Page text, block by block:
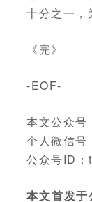
十分之一，
《完》
-EOF-
本文公众号
个人微信
公众号ID
本文首发于